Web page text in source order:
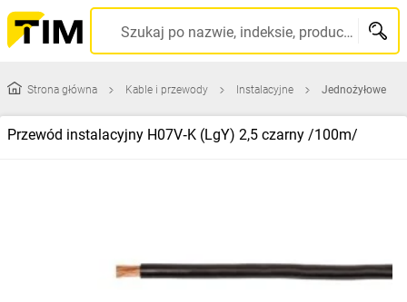
Szukaj po nazwie, indeksie, producencie, kodzie kreskowym...
Strona główna Kable i przewody Instalacyjne Jednożyłowe
Przewód instalacyjny H07V‑K (LgY) 2,5 czarny /100m/